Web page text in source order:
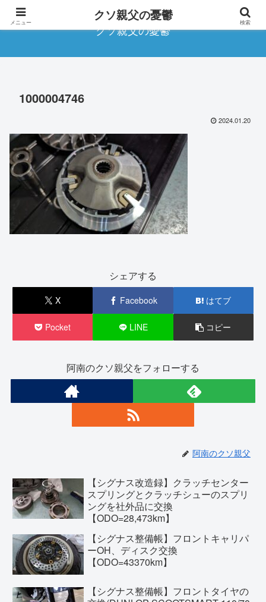
クソ親父の憂鬱
1000004746
2024.01.20
シェアする
X Facebook はてブ
Pocket LINE コピー
阿南のクソ親父をフォローする
阿南のクソ親父
【シグナス改造録】クラッチセンター
スプリングとクラッチシューのスプリ
ングを社外品に交換
【ODO=28,473km】
【シグナス整備帳】フロントキャリパ
ーOH、ディスク交換
【ODO=43370km】
【シグナス整備帳】フロントタイヤの
メニュー クソ親父の憂鬱 検索